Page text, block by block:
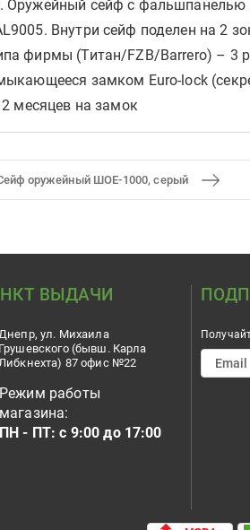
Оружейный сейф с
Внутри сейф поделен на 2
фирмы (Титан/FZB/Barrero) – 3
замком Euro-lock
месяцев на замок
оружейный ШОЕ-1000, серый
ВЫДАЧИ
ул. Михаила
Грушевского (бывш. Карла
87 офис №22
Режим работы
магазина:
ПН - ПТ: с 9:00 до 17:00